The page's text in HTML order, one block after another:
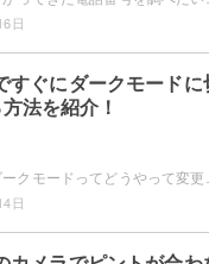
日
すぐにダークモードに
法を紹介！
日